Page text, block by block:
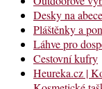
Desky na
Pláštěnky a
Láhve pro
Cestovní kufry
Heureka.cz |